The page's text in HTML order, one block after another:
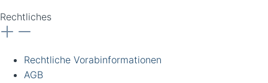
Rechtliches
Rechtliche Vorabinformationen
AGB